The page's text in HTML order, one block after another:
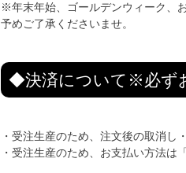
※年末年始、ゴールデンウィーク、
予めご了承くださいませ。
◆決済について※必ず
・受注生産のため、注文後の取消し
・受注生産のため、お支払い方法は